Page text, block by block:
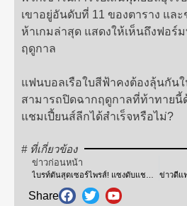
Share
เขาอยู่อันดับที่ 11 ของตาราง และ
ห้าเกมล่าสุด แสดงให้เห็นถึงฟอร์
ฤดูกาล
แฟนบอลเรือใบสีฟ้าคงต้องลุ้นกัน
สามารถปิดฉากฤดูกาลที่ท้าทายนี้
แชมเปี้ยนส์ลีกได้สำเร็จหรือไม่?
# ที่เกี่ยวข้อง
ข่าวก่อนหน้า